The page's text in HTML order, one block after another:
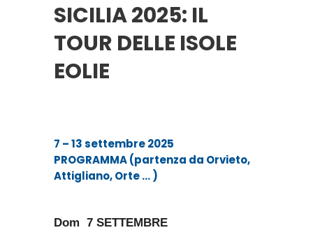
SICILIA 2025: IL
TOUR DELLE ISOLE
EOLIE
7 – 13 settembre 2025
PROGRAMMA (partenza da Orvieto,
Attigliano, Orte … )
Dom 7 SETTEMBRE